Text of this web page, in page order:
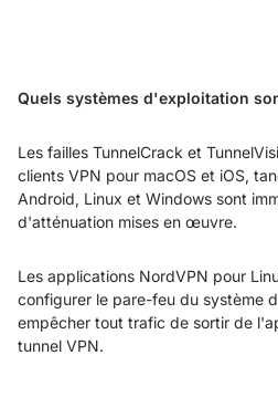
Quels systèmes d'exploitation
Les failles TunnelCrack et
clients VPN pour macOS et iOS,
Android, Linux et Windows sont
d'atténuation mises en œuvre.
Les applications NordVPN pour
configurer le pare-feu du système
empêcher tout trafic de sortir de
tunnel VPN.